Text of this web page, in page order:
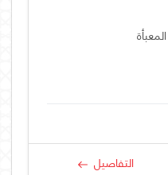
التفاصيل